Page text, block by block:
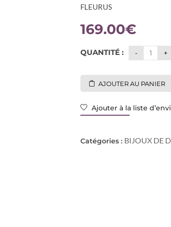
FLEURUS
169.00€
QUANTITÉ :
AJOUTER AU PANIER
Ajouter à la liste
Catégories : BIJOUX DE